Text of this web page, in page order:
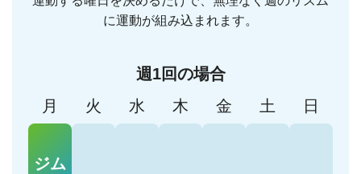
に運動が組み込まれます。
週1回の場合
月
火 水 木 金 土 日
ジム